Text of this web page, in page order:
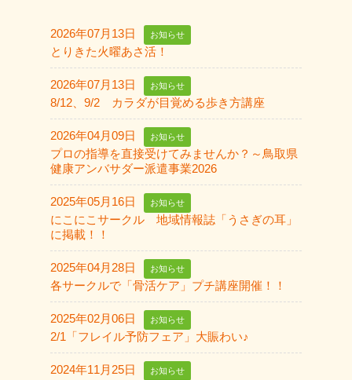
2026年07月13日 お知らせ
とりきた火曜あさ活！
2026年07月13日 お知らせ
8/12、9/2 カラダが目覚める歩き方講座
2026年04月09日 お知らせ
プロの指導を直接受けてみませんか？～鳥取県
健康アンバサダー派遣事業2026
2025年05月16日 お知らせ
にこにこサークル 地域情報誌「うさぎの耳」
に掲載！！
2025年04月28日 お知らせ
各サークルで「骨活ケア」プチ講座開催！！
2025年02月06日 お知らせ
2/1「フレイル予防フェア」大賑わい♪
2024年11月25日 お知らせ